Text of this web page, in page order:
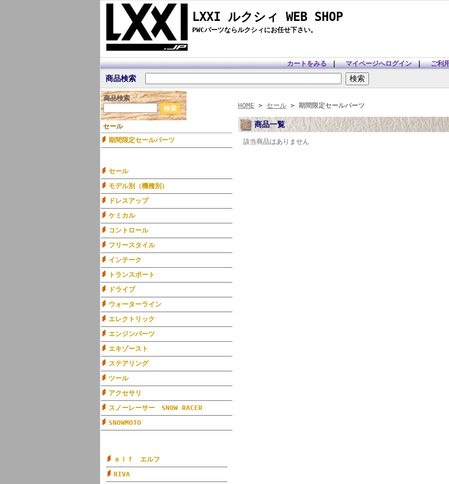
LXXI ルクシィ WEB SHOP
PWCパーツならルクシィにお任せ下さい。
カートをみる｜ マイページへログイン｜ ご利
商品検索
商品検索
セール
期間限定セールパーツ
セール
モデル別（機種別）
ドレスアップ
ケミカル
コントロール
フリースタイル
インテーク
トランスポート
ドライブ
ウォーターライン
エレクトリック
エンジンパーツ
エキゾースト
ステアリング
ツール
アクセサリ
スノーレーサー SNOW RACER
SNOWMOTO
ｅｌｆ エルフ
RIVA
HOME > セール > 期間限定セールパーツ
商品一覧
該当商品はありません